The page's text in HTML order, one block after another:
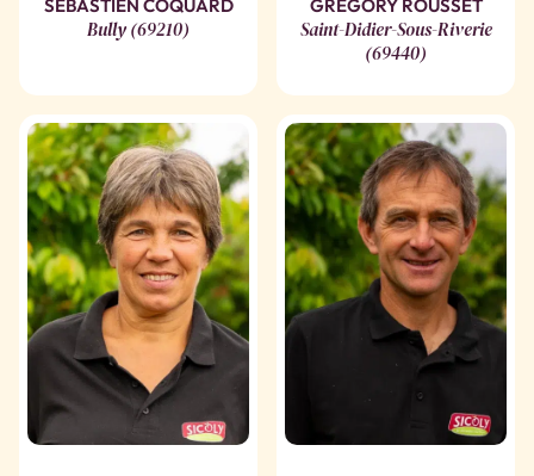
SÉBASTIEN COQUARD
Bully (69210)
GREGORY ROUSSET
Saint-Didier-Sous-Riverie
(69440)